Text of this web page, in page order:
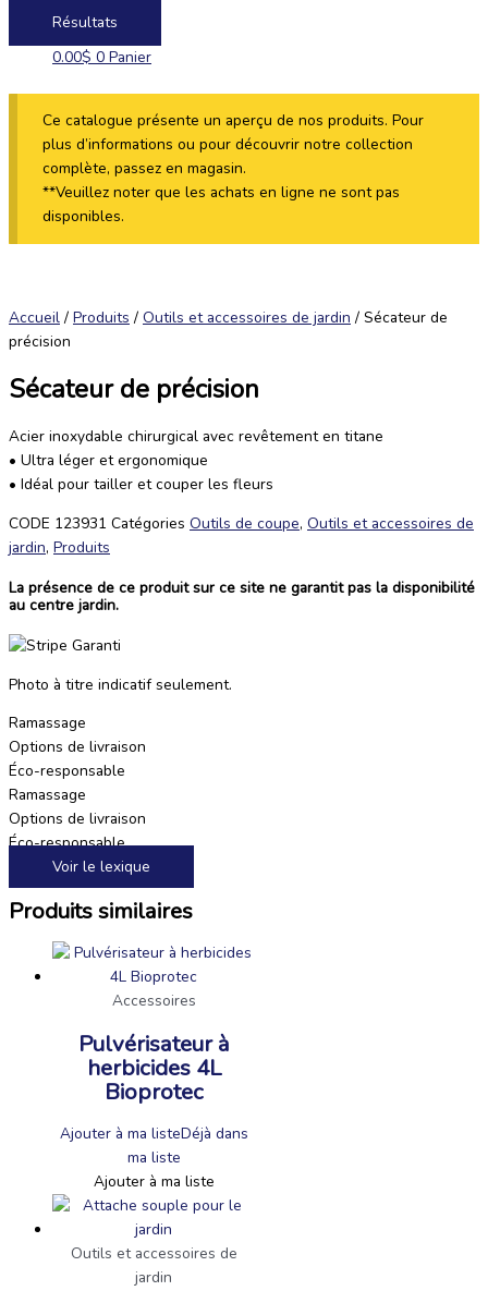
Résultats
0.00$ 0 Panier
Ce catalogue présente un aperçu de nos produits. Pour
plus d’informations ou pour découvrir notre collection
complète, passez en magasin.
**Veuillez noter que les achats en ligne ne sont pas
disponibles.
Accueil / Produits / Outils et accessoires de jardin / Sécateur de
précision
Sécateur de précision
Acier inoxydable chirurgical avec revêtement en titane
• Ultra léger et ergonomique
• Idéal pour tailler et couper les fleurs
CODE 123931 Catégories Outils de coupe, Outils et accessoires de
jardin, Produits
La présence de ce produit sur ce site ne garantit pas la disponibilité
au centre jardin.
Photo à titre indicatif seulement.
Ramassage
Options de livraison
Éco-responsable
Ramassage
Options de livraison
Éco-responsable
Voir le lexique
Produits similaires
Accessoires
Pulvérisateur à
herbicides 4L
Bioprotec
Ajouter à ma listeDéjà dans
ma liste
Ajouter à ma liste
Outils et accessoires de
jardin